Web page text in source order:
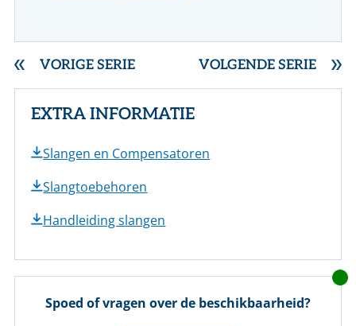
VORIGE SERIE VOLGENDE SERIE
EXTRA INFORMATIE
Slangen en Compensatoren
Slangtoebehoren
Handleiding slangen
Spoed of vragen over de beschikbaarheid?